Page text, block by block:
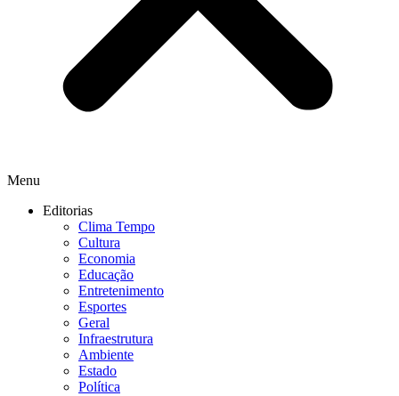
Menu
Editorias
Clima Tempo
Cultura
Economia
Educação
Entretenimento
Esportes
Geral
Infraestrutura
Ambiente
Estado
Política